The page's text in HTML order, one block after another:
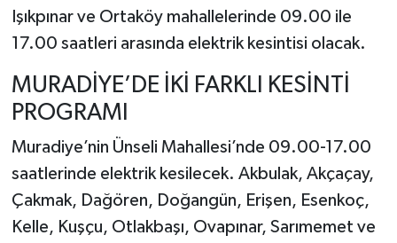
Işıkpınar ve Ortaköy mahallelerinde 09.00 ile
17.00 saatleri arasında elektrik kesintisi olacak.
MURADİYE’DE İKİ FARKLI KESİNTİ
PROGRAMI
Muradiye’nin Ünseli Mahallesi’nde 09.00-17.00
saatlerinde elektrik kesilecek. Akbulak, Akçaçay,
Çakmak, Dağören, Doğangün, Erişen, Esenkoç,
Kelle, Kuşçu, Otlakbaşı, Ovapınar, Sarımemet ve